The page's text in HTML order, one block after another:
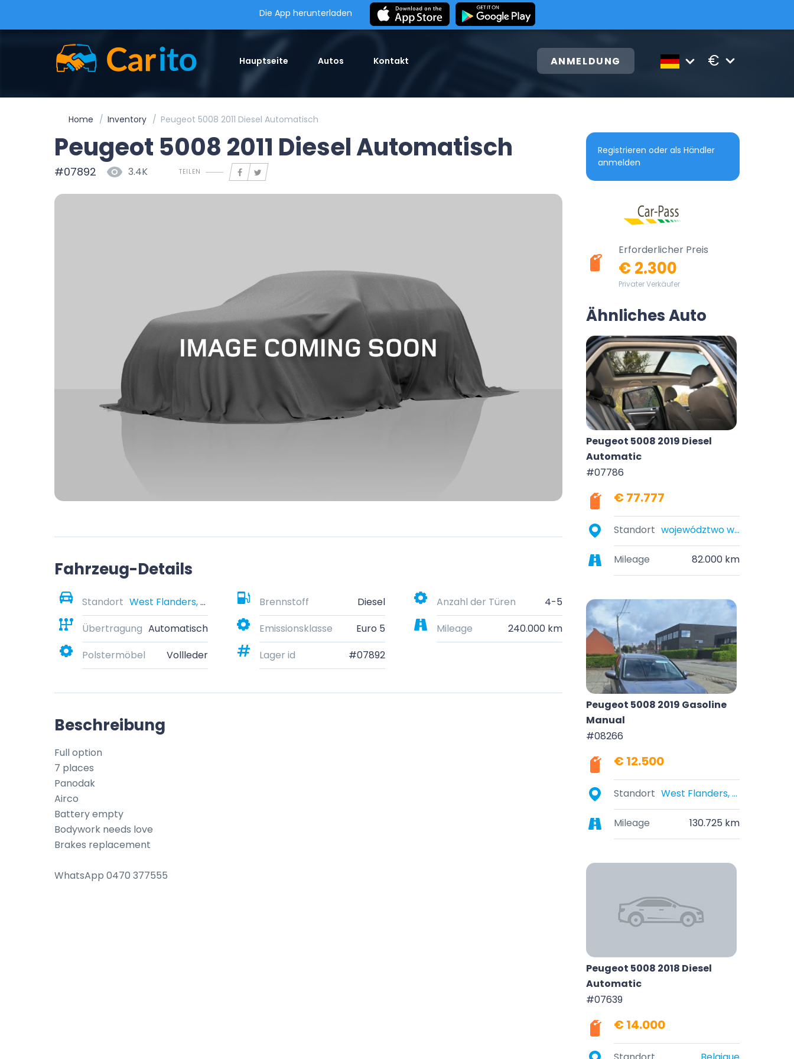
Die App herunterladen
Hauptseite Autos Kontakt ANMELDUNG €
Home Inventory Peugeot 5008 2011 Diesel Automatisch
Peugeot 5008 2011 Diesel Automatisch
#07892 3.4K TEILEN
Fahrzeug-Details
Standort West Flanders, Belgium Brennstoff Diesel Anzahl der Türen
4-5
Übertragung Automatisch Emissionsklasse Euro 5 Mileage
240.000 km
Polstermöbel
Vollleder Lager id #07892
Beschreibung
Full option
7 places
Panodak
Airco
Battery empty
Bodywork needs love
Brakes replacement
WhatsApp 0470 377555
Registrieren oder als Händler
anmelden
Erforderlicher Preis
€ 2.300
Privater Verkäufer
Ähnliches Auto
Peugeot 5008 2019 Diesel
Automatic
#07786
€ 77.777
Standort województwo wielkopolskie, Polska
Mileage 82.000 km
Peugeot 5008 2019 Gasoline
Manual
#08266
€ 12.500
Standort West Flanders, Belgium
Mileage 130.725 km
Peugeot 5008 2018 Diesel
Automatic
#07639
€ 14.000